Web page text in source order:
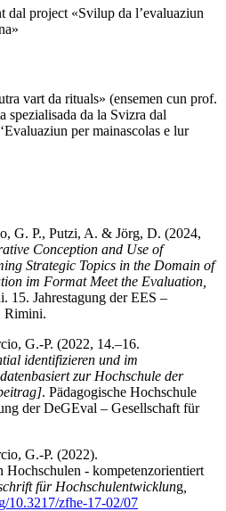
dal project «Svilup da l’evaluaziun
vart da rituals» (ensemen cun prof.
spezialisada da la Svizra dal
per mainascolas e lur
G. P., Putzi, A. & Jörg, D. (2024,
Conception and Use of
Strategic Topics in the Domain of
im Format Meet the Evaluation,
15. Jahrestagung der EES –
Rimini.
G.‑P. (2022, 14.–16.
identifizieren und im
zur Hochschule der
. Pädagogische Hochschule
der DeGEval – Gesellschaft für
G.‑P. (2022).
Hochschulen - kompetenzorientiert
für Hochschulentwicklung
10.3217/zfhe-17-02/07